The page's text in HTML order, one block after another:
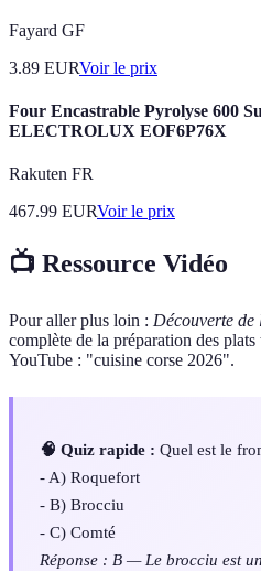
Fayard GF
3.89 EURVoir le prix
Four Encastrable Pyrolyse 600
ELECTROLUX EOF6P76X
Rakuten FR
467.99 EURVoir le prix
📺 Ressource Vidéo
Pour aller plus loin : Découverte de
complète de la préparation des
YouTube : "cuisine corse 2026".
🧠 Quiz rapide : Quel est le
- A) Roquefort
- B) Brocciu
- C) Comté
Réponse : B — Le brocciu est